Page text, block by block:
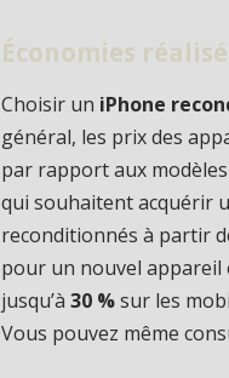
Économies
Choisir un iPhone
général, les prix des
par rapport aux
qui souhaitent acquérir
reconditionnés à partir
pour un nouvel appareil
jusqu’à30 %sur les
Vous pouvez même